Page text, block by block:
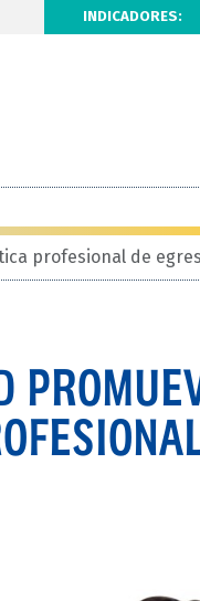
INDICADORES:
profesional de